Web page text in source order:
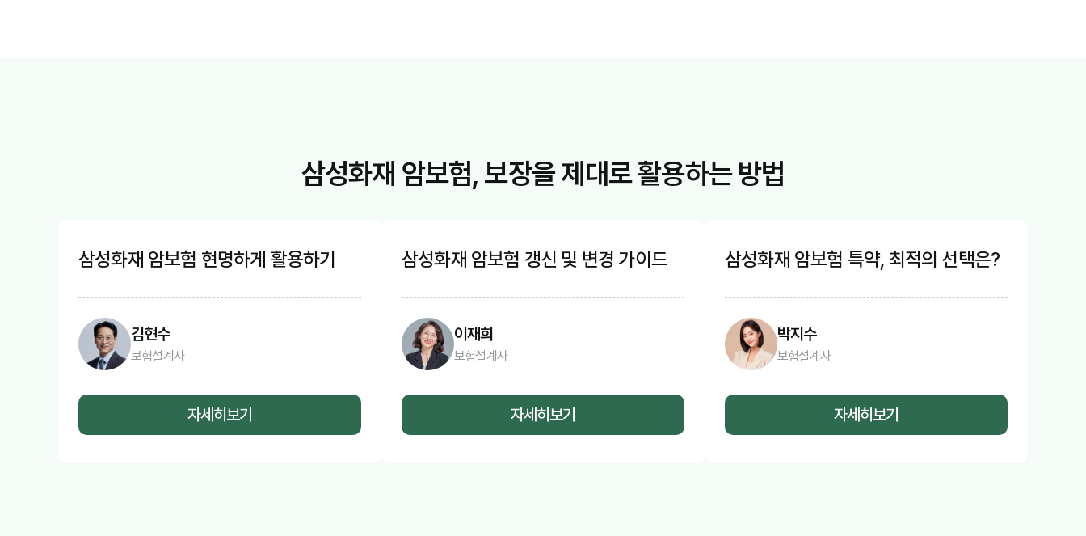
삼성화재 암보험, 보장을 제대로 활용하는 방법
삼성화재 암보험 현명하게 활용하기
김현수
보험설계사
자세히보기
삼성화재 암보험 갱신 및 변경 가이드
이재희
보험설계사
자세히보기
삼성화재 암보험 특약, 최적의 선택은?
박지수
보험설계사
자세히보기